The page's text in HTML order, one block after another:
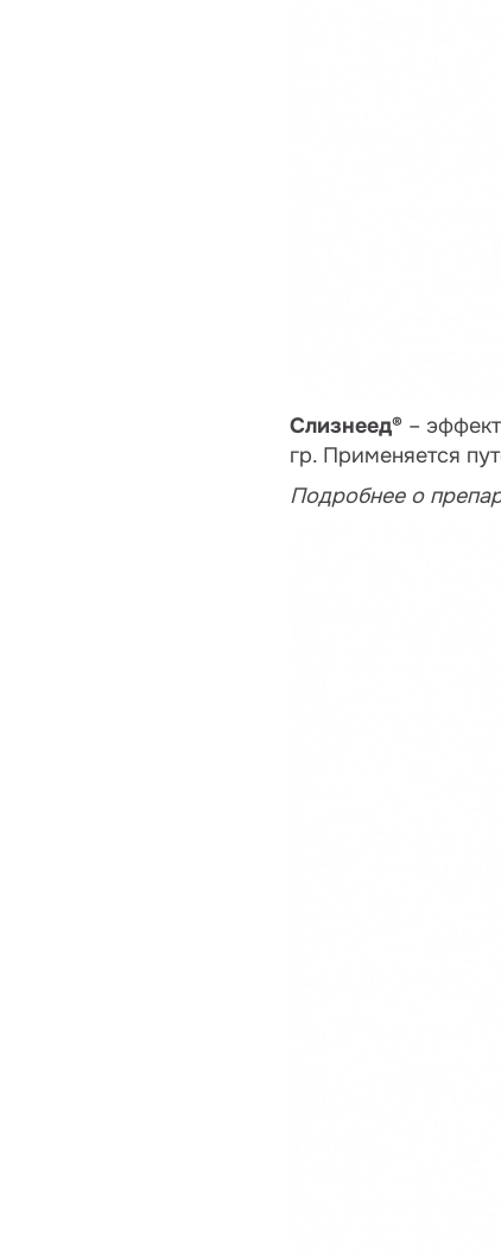
Слизнеед® –
гр. Применяется
Подробнее о